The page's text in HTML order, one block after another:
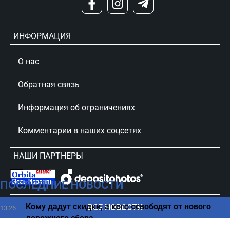
ПОСЛЕДНИЕ НОВОСТИ
13:26
Кому дадут скидки, а кого освободят от нового
дорожного сбора
ВСЕ НОВОСТИ
ИНФОРМАЦИЯ
О нас
Обратная связь
Информация об ограничениях
Комментарии в наших соцсетях
НАШИ ПАРТНЕРЫ
сursorinfo.co.il © Все права защищены